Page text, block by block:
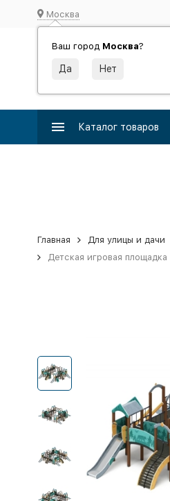
Москва
Ваш город Москва?
ИДЕАЛЬНЫЙ
Производство и поставка спортивного оборудования
Каталог товаров
Главная Для улицы и дачи
Детская игровая